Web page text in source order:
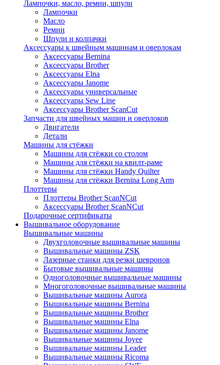
Лампочки, масло, ремни, шпули
Лампочки
Масло
Ремни
Шпули и колпачки
Аксессуары к швейным машинам и оверлокам
Аксессуары Bernina
Аксессуары Brother
Аксессуары Elna
Аксессуары Janome
Аксессуары универсальные
Аксессуары Sew Line
Аксессуары Brother ScanCut
Запчасти для швейных машин и оверлоков
Двигатели
Детали
Машины для стёжки
Машины для стёжки со столом
Машины для стёжки на квилт-раме
Машины для стёжки Handy Quilter
Машины для стёжки Bernina Long Arm
Плоттеры
Плоттеры Brother ScanNCut
Аксессуары Brother ScanNCut
Подарочные сертификаты
Вышивальное оборудование
Вышивальные машины
Двухголовочные вышивальные машины
Вышивальные машины ZSK
Лазерные станки для резки шевронов
Бытовые вышивальные машины
Одноголовочные вышивальные машины
Многоголовочные вышивальные машины
Вышивальные машины Aurora
Вышивальные машины Bernina
Вышивальные машины Brother
Вышивальные машины Elna
Вышивальные машины Janome
Вышивальные машины Joyee
Вышивальные машины Leader
Вышивальные машины Ricoma